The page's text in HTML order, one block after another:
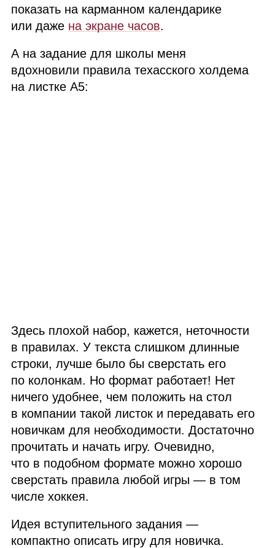
показать на карманном календарике
или даже на экране часов.
А на задание для школы меня
вдохновили правила техасского холдема
на листкеA5:
Здесь плохой набор, кажется, неточности
в правилах. У текста слишком длинные
строки, лучше было бы сверстать его
по колонкам. Но формат работает! Нет
ничего удобнее, чем положить на стол
в компании такой листок и передавать его
новичкам для необходимости. Достаточно
прочитать и начать игру. Очевидно,
что в подобном формате можно хорошо
сверстать правила любой игры — в том
числе хоккея.
Идея вступительного задания —
компактно описать игру для новичка.